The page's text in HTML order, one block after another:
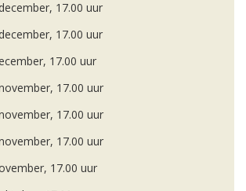
17.00 uur
17.00 uur
17.00 uur
17.00 uur
17.00 uur
17.00 uur
17.00 uur